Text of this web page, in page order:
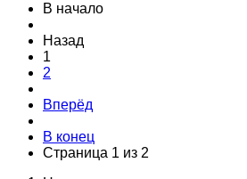
В начало
Назад
1
2
Вперёд
В конец
Страница 1 из 2